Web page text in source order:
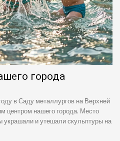
города
в Саду металлургов на Верхней
центром нашего города. Место
украшали и утешали скульптуры на